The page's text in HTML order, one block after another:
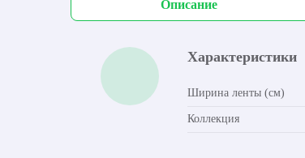
Описание
Характеристики
Ширина ленты (см)
Коллекция